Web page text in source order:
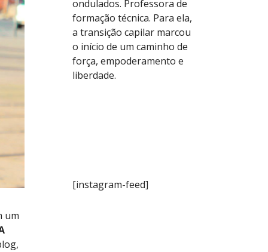
um
ondulados. Professora de
formação técnica. Para ela,
a transição capilar marcou
o início de um caminho de
força, empoderamento e
liberdade.
[instagram-feed]